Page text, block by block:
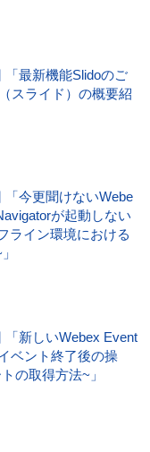
「最新機能Slidoのご
スライド）の概要紹
「今更聞けないWebe
が起動しない
イン環境における
「新しいWebex Event
ベント終了後の操
の取得方法~」